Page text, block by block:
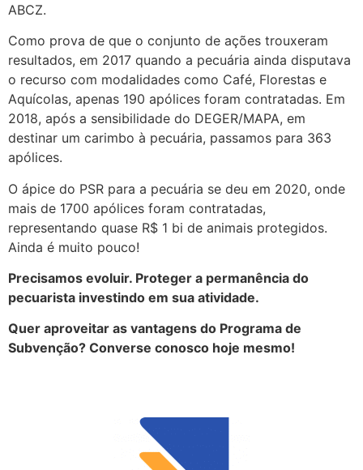
ABCZ.
Como prova de que o conjunto de ações trouxeram
resultados, em 2017 quando a pecuária ainda disputava
o recurso com modalidades como Café, Florestas e
Aquícolas, apenas 190 apólices foram contratadas. Em
2018, após a sensibilidade do DEGER/MAPA, em
destinar um carimbo à pecuária, passamos para 363
apólices.
O ápice do PSR para a pecuária se deu em 2020, onde
mais de 1700 apólices foram contratadas,
representando quase R$ 1 bi de animais protegidos.
Ainda é muito pouco!
Precisamos evoluir. Proteger a permanência do
pecuarista investindo em sua atividade.
Quer aproveitar as vantagens do Programa de
Subvenção? Converse conosco hoje mesmo!